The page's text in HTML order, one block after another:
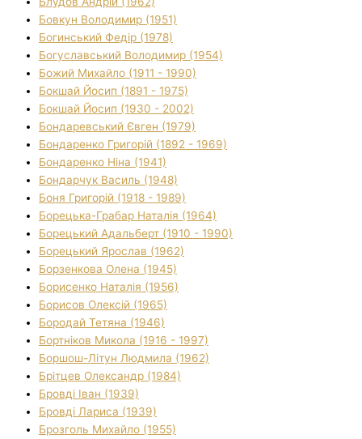
Бовкун Володимир (1951)
Богинський Федір (1978)
Богуславський Володимир (1954)
Божий Михайло (1911 - 1990)
Бокшай Йосип (1891 - 1975)
Бокшай Йосип (1930 - 2002)
Бондаревський Євген (1979)
Бондаренко Григорій (1892 - 1969)
Бондаренко Ніна (1941)
Бондарчук Василь (1948)
Боня Григорій (1918 - 1989)
Борецька-Грабар Наталія (1964)
Борецький Адальберт (1910 - 1990)
Борецький Ярослав (1962)
Борзенкова Олена (1945)
Борисенко Наталія (1956)
Борисов Олексій (1965)
Бородай Тетяна (1946)
Бортніков Микола (1916 - 1997)
Боршош-Літун Людмила (1962)
Брітцев Олександр (1984)
Бровді Іван (1939)
Бровді Лариса (1939)
Брозголь Михайло (1955)